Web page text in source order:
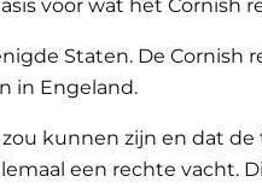
voor wat het Cornish
Staten. De Cornish
in Engeland.
kunnen zijn en dat
een rechte vacht.